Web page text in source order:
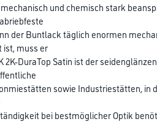
und chemisch stark
der Buntlack täglich enormen
ist, muss er
2K-DuraTop Satin ist der
sowie Industriestätten, in
bei bestmöglicher Optik